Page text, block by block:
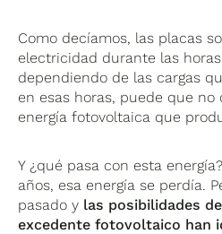
Como decíamos, las placas
electricidad durante las horas
dependiendo de las cargas
en esas horas, puede que no
energía fotovoltaica que
Y ¿qué pasa con esta
años, esa energía se perdía.
pasado y las posibilidades
excedente fotovoltaico han